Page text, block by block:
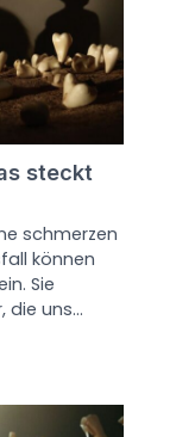
steckt
schmerzen
können
Sie
die uns…